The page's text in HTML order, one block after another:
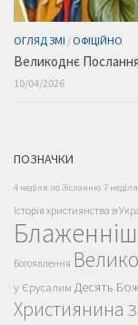
ОГЛЯД ЗМІ / ОФІЦІЙНО
Великоднє
10/04/2026
ПОЗНАЧКИ
4 неділя по Зісланню 7
Історія християнства в
Богоявлення
у Єрусалим Десять
Християнина